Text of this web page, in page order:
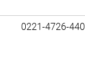
0221-4726-440